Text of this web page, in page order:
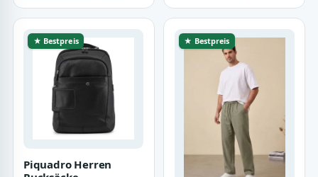
★ Bestpreis
Piquadro Herren
★ Bestpreis